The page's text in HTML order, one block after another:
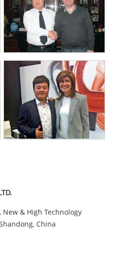
New & High Technology
China